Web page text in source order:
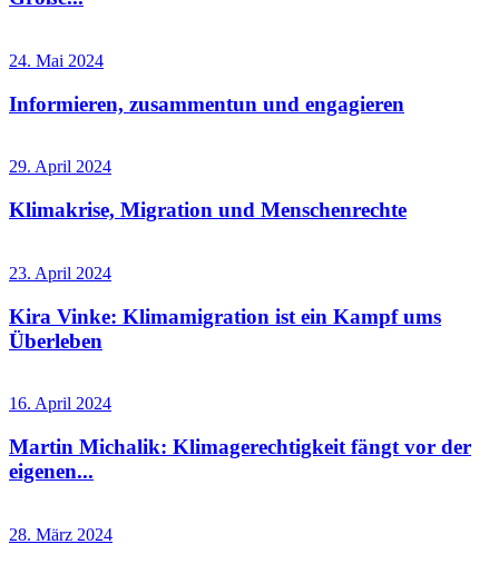
24. Mai 2024
Informieren, zusammentun und engagieren
29. April 2024
Klimakrise, Migration und Menschenrechte
23. April 2024
Kira Vinke: Klimamigration ist ein Kampf ums
Überleben
16. April 2024
Martin Michalik: Klimagerechtigkeit fängt vor der
eigenen...
28. März 2024